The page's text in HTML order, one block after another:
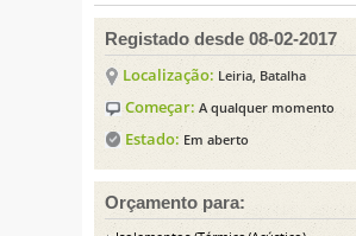
Registado desde 08-02-2017
Localização: Leiria, Batalha
Começar: A qualquer momento
Estado: Em aberto
Orçamento para: